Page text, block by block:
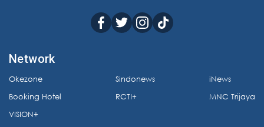
Network
Okezone
Booking Hotel
VISION+
Sindonews
RCTI+
iNews
MNC Trijaya